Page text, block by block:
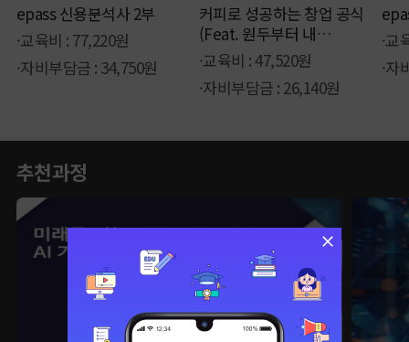
epass 신용분석사 2부
·교육비 : 77,220원
·자비부담금 : 34,750원
커피로 성공하는 창업 공식
(Feat. 원두부터 내
카페까지)
·교육비 : 47,520원
·자비부담금 : 26,140원
·교
·자
추천과정